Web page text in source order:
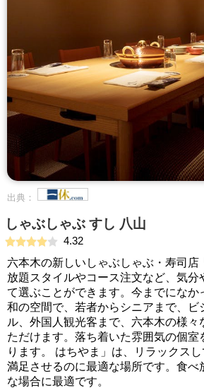
出典：
しゃぶしゃぶ すし 八山
4.32
六本木の新しいしゃぶしゃぶ・寿司店
放題スタイルやコース注文など、気分
て選ぶことができます。今までになか
和の空間で、若者からシニアまで、ビ
ル、外国人観光客まで、六本木の様々
ただけます。落ち着いた雰囲気の個室
ります。 はちやま」は、リラックス
満足させるのに最適な場所です。食べ
な場合に最適です。